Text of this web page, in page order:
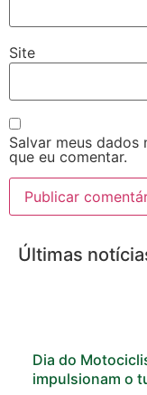
Site
Salvar meus
que eu comentar.
Últimas
Dia do
impulsionam o